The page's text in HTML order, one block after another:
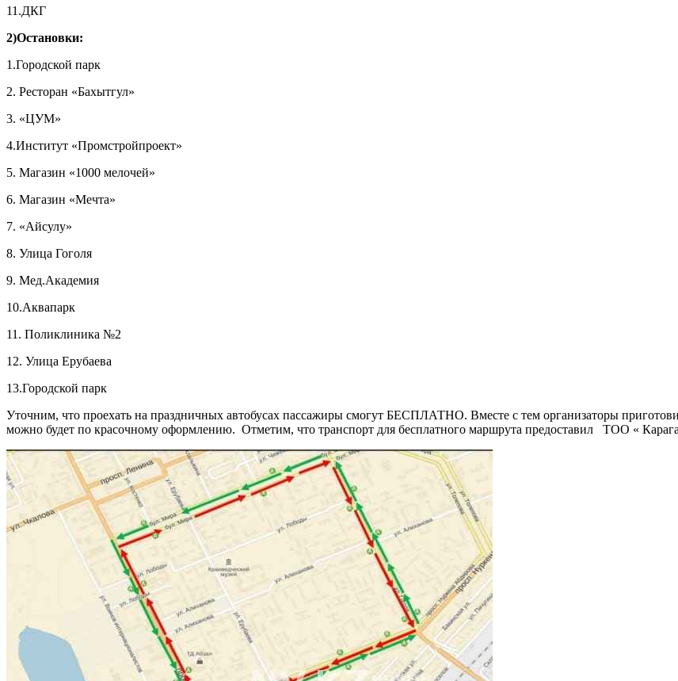
11.ДКГ
2)Остановки:
1.Городской парк
2. Ресторан «Бахытгул»
3. «ЦУМ»
4.Институт «Промстройпроект»
5. Магазин «1000 мелочей»
6. Магазин «Мечта»
7. «Айсулу»
8. Улица Гоголя
9. Мед.Академия
10.Аквапарк
11. Поликлиника №2
12. Улица Ерубаева
13.Городской парк
Уточним, что проехать на праздничных автобусах пассажиры смогут БЕСПЛАТНО. Вместе с тем организаторы
можно будет по красочному оформлению. Отметим, что транспорт для бесплатного маршрута предоставил ТОО «